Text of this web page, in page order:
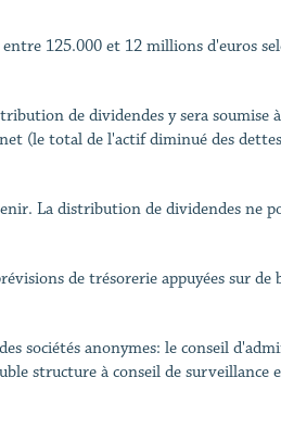
125.000 et 12 millions d'euros
de dividendes y sera soumise
(le total de l'actif diminué des
La distribution de dividendes ne
de trésorerie appuyées sur de
sociétés anonymes: le conseil
structure à conseil de surveillance